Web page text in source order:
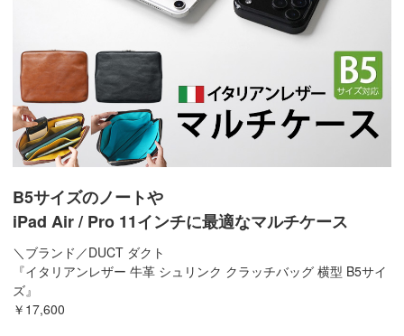
B5サイズのノートや
iPad Air / Pro 11インチに最適なマルチケース
＼ブランド／DUCT ダクト
『イタリアンレザー 牛革 シュリンク クラッチバッグ 横型 B5サイ
ズ』
￥17,600